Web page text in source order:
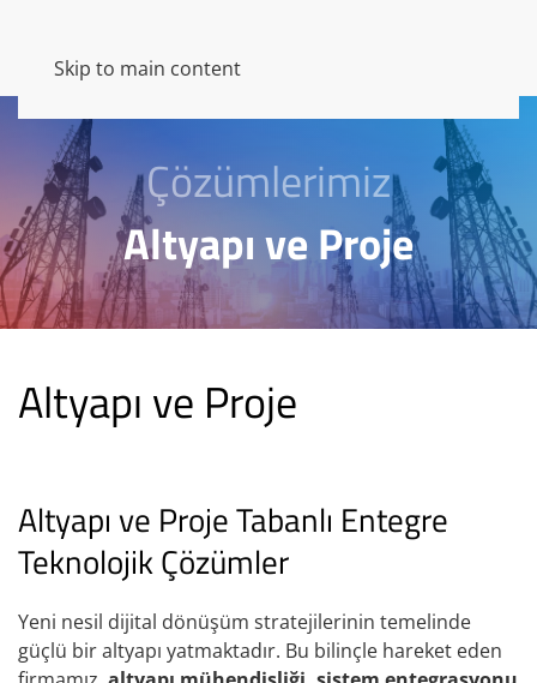
Skip to main content
Çözümlerimiz
Altyapı ve Proje
Altyapı ve Proje
Altyapı ve Proje Tabanlı Entegre
Teknolojik Çözümler
Yeni nesil dijital dönüşüm stratejilerinin temelinde
güçlü bir altyapı yatmaktadır. Bu bilinçle hareket eden